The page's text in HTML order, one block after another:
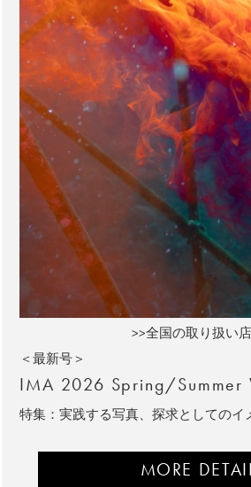
>>全国の取り扱い
＜最新号＞
IMA 2026 Spring/Summer
特集：実践する写真、探求としてのイ
MORE